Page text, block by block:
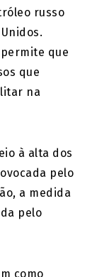
russo
que
que
na
à alta dos
pelo
a medida
pelo
como